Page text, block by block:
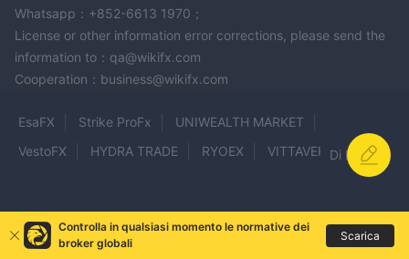
Conclusione
Insomma, capital.com è un broker online affidabile con una
vasta gamma di strumenti di mercato, commissioni basse e una
varietà di piattaforme di trading intuitive. la società offre
depositi e prelievi gratuiti con più metodi di pagamento, nonché
risorse educative per aiutare i trader di tutti i livelli. tuttavia, ci
sono alcune recensioni negative e lamentele da parte dei loro
utilizzo.
Whatsapp：+852-6613 1970；
License or other information error corrections, please send the
information to：qa@wikifx.com
Cooperation：business@wikifx.com
EsaFX Strike ProFx
UNIWEALTH MARKET
VestoFX
HYDRA TRADE RYOEX
VITTAVERSE
EC Investment Bank
Capital Trader
XBTFX
TRADESTATE
Global Connect FX
Di Più
Controlla in qualsiasi momento le normative dei
broker globali
Scarica